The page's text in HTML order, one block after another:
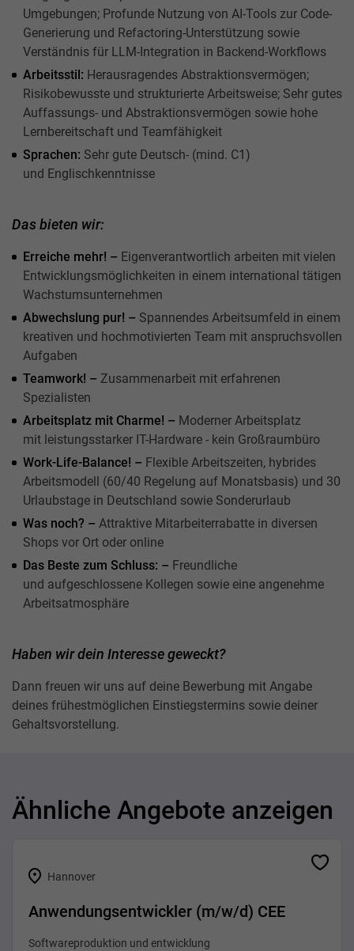
Umgebungen; Profunde Nutzung von AI-Tools zur Code-
Generierung und Refactoring-Unterstützung sowie
Verständnis für LLM-Integration in Backend-Workflows
Arbeitsstil: Herausragendes Abstraktionsvermögen;
Risikobewusste und strukturierte Arbeitsweise; Sehr gutes
Auffassungs- und Abstraktionsvermögen sowie hohe
Lernbereitschaft und Teamfähigkeit
Sprachen: Sehr gute Deutsch- (mind. C1)
und Englischkenntnisse
Das bieten wir:
Erreiche mehr! – Eigenverantwortlich arbeiten mit vielen
Entwicklungsmöglichkeiten in einem international tätigen
Wachstumsunternehmen
Abwechslung pur! – Spannendes Arbeitsumfeld in einem
kreativen und hochmotivierten Team mit anspruchsvollen
Aufgaben
Teamwork! – Zusammenarbeit mit erfahrenen
Spezialisten
Arbeitsplatz mit Charme! – Moderner Arbeitsplatz
mit leistungsstarker IT-Hardware - kein Großraumbüro
Work-Life-Balance! – Flexible Arbeitszeiten, hybrides
Arbeitsmodell (60/40 Regelung auf Monatsbasis) und 30
Urlaubstage in Deutschland sowie Sonderurlaub
Was noch? – Attraktive Mitarbeiterrabatte in diversen
Shops vor Ort oder online
Das Beste zum Schluss: – Freundliche
und aufgeschlossene Kollegen sowie eine angenehme
Arbeitsatmosphäre
Haben wir dein Interesse geweckt?
Dann freuen wir uns auf deine Bewerbung mit Angabe
deines frühestmöglichen Einstiegstermins sowie deiner
Gehaltsvorstellung.
Ähnliche Angebote anzeigen
Hannover
Anwendungsentwickler (m/w/d) CEE
Softwareproduktion und entwicklung